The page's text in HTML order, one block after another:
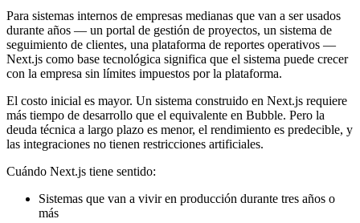
Para sistemas internos de empresas medianas que van a ser usados
durante años — un portal de gestión de proyectos, un sistema de
seguimiento de clientes, una plataforma de reportes operativos —
Next.js como base tecnológica significa que el sistema puede crecer
con la empresa sin límites impuestos por la plataforma.
El costo inicial es mayor. Un sistema construido en Next.js requiere
más tiempo de desarrollo que el equivalente en Bubble. Pero la
deuda técnica a largo plazo es menor, el rendimiento es predecible, y
las integraciones no tienen restricciones artificiales.
Cuándo Next.js tiene sentido:
Sistemas que van a vivir en producción durante tres años o
más